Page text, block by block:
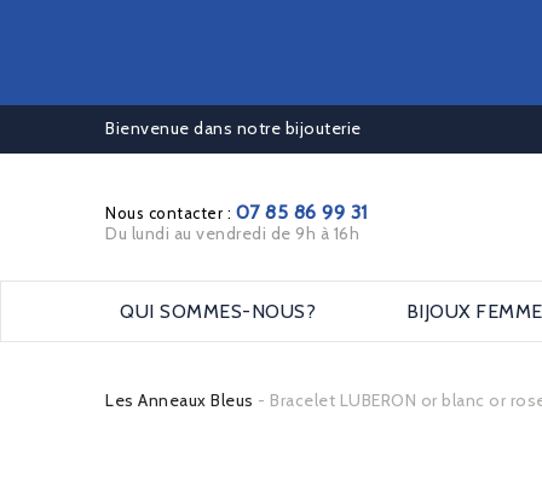
Bienvenue dans notre bijouterie
Nous contacter : 07 85 86 99 31
Du lundi au vendredi de 9h à 16h
QUI SOMMES-NOUS? BIJOUX FEMME
Les Anneaux Bleus Bracelet LUBERON or blanc or